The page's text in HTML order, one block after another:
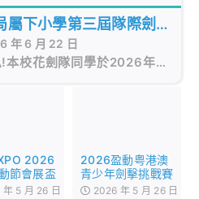
屬下小學第三屆隊際劍擊
)
年 6 月 22 日
!本校花劍隊同學於2026年6
2026
節會展盃
5 月 26 日
2026盈動粤港澳
青少年劍擊挑戰賽
2026 年 5 月 26 日